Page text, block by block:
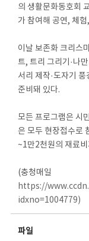
의 생활문화동호회
가 참여해 공연, 체
이날 보존화 크리스
트, 트리 그리기·나
서리 제작·도자기
준비돼 있다.
모든 프로그램은 시
은 모두 현장접수로
~1만2천원의 재료비
(충청매일
https://
idxno=1004779)
파일